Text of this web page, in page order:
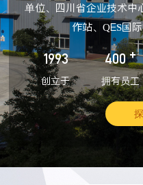
单位、四川省企业技术中
作站、QES国
1993
创立于
400 +
拥有员工